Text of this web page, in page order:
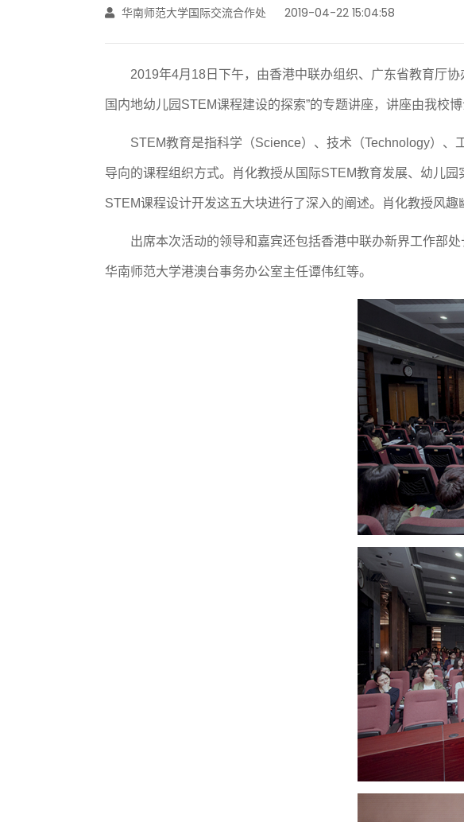
华南师范大学国际交流合作处 2019-04-22 15:04:58
2019年4月18日下午，由香港中联办组织、广东省教育厅
国内地幼儿园STEM课程建设的探索”的专题讲座，讲座由我校
STEM教育是指科学（Science）、技术（Technology）
导向的课程组织方式。肖化教授从国际STEM教育发展、幼儿
STEM课程设计开发这五大块进行了深入的阐述。肖化教授风
出席本次活动的领导和嘉宾还包括香港中联办新界工作部
华南师范大学港澳台事务办公室主任谭伟红等。